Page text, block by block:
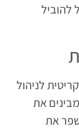
להוביל
לניהול
את
את